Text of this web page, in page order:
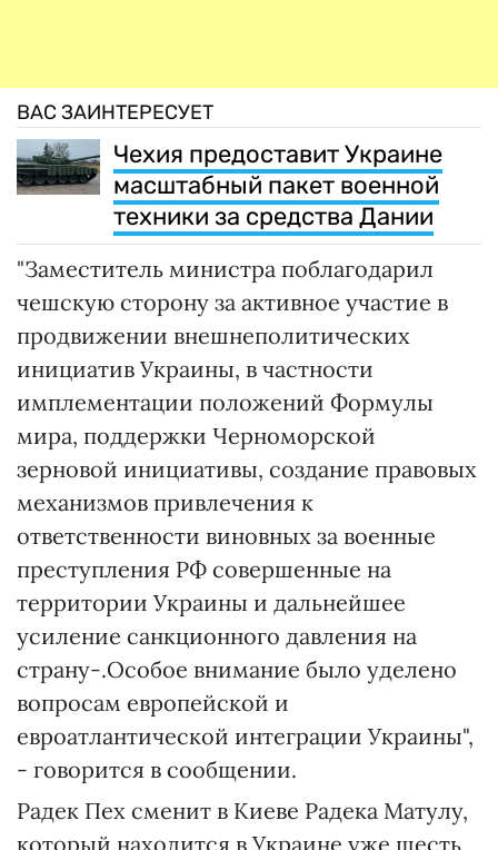
ВАС ЗАИНТЕРЕСУЕТ
Чехия предоставит Украине
масштабный пакет военной
техники за средства Дании
"Заместитель министра поблагодарил
чешскую сторону за активное участие в
продвижении внешнеполитических
инициатив Украины, в частности
имплементации положений Формулы
мира, поддержки Черноморской
зерновой инициативы, создание правовых
механизмов привлечения к
ответственности виновных за военные
преступления РФ совершенные на
территории Украины и дальнейшее
усиление санкционного давления на
страну-.Особое внимание было уделено
вопросам европейской и
евроатлантической интеграции Украины",
- говорится в сообщении.
Радек Пех сменит в Киеве Радека Матулу,
который находится в Украине уже шесть